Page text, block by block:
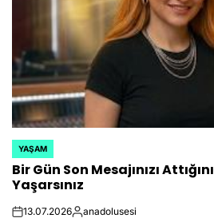
POSTED
IN
YAŞAM
Bir Gün Son Mesajınızı
Yaşarsınız
13.07.2026 anadolusesi